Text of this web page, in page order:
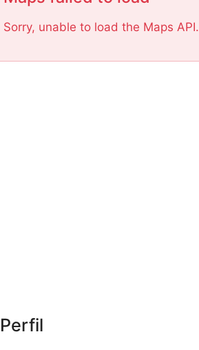
Sorry, unable to load the Maps API.
Perfil